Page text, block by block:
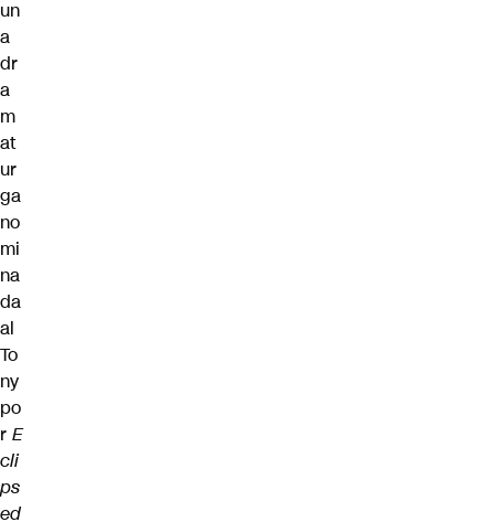
un
a
dr
a
m
at
ur
ga
no
mi
na
da
al
To
ny
po
r E
cli
ps
ed